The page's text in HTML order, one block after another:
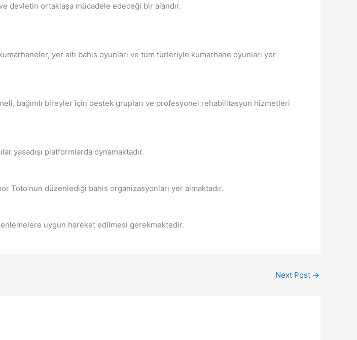
devletin ortaklaşa mücadele edeceği bir alandır.
yer altı bahis oyunları ve tüm türleriyle kumarhane oyunları yer
bağımlı bireyler için destek grupları ve profesyonel rehabilitasyon hizmetleri
yasadışı platformlarda oynamaktadır.
Toto’nun düzenlediği bahis organizasyonları yer almaktadır.
uygun hareket edilmesi gerekmektedir.
Next Post →